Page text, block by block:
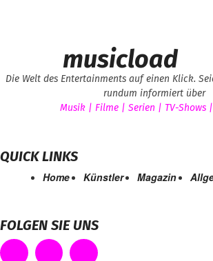
musicload
Die Welt des Entertainments auf einen Klick.
rundum informiert über
Musik | Filme | Serien | TV-Shows
QUICK LINKS
Home Künstler Magazin
FOLGEN SIE UNS